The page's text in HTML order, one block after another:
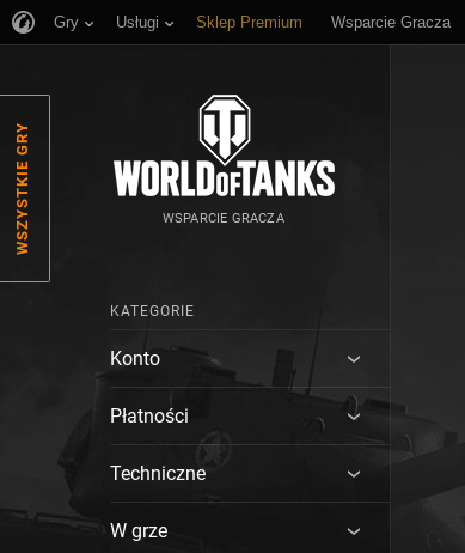
Gry Usługi Sklep Premium Wsparcie Gracza
WSZYSTKIE GRY WSPARCIE GRACZA
KATEGORIE
Konto
Płatności
Techniczne
W grze